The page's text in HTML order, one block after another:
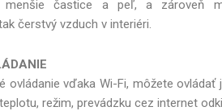
menšie častice a peľ, a zároveň
čerstvý vzduch v interiéri.
ovládanie vďaka Wi-Fi, môžete ovládať
režim, prevádzku cez internet